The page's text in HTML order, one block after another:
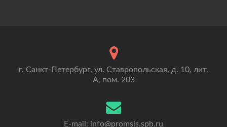
г. Санкт-Петербург, ул. Ставропольская, д. 10, лит.
А, пом. 203
E-mail: info@promsis.spb.ru